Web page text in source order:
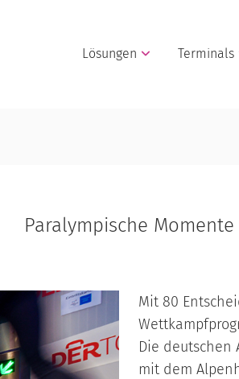
Lösungen Terminals
Paralympische Momente
Mit 80
Die deutschen
mit dem